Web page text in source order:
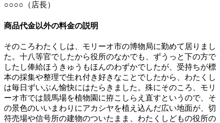
○○○○（店長）
商品代金以外の料金の説明
そのころわたくしは、モリーオ市の博物局に勤めて居りまし
た。十八等官でしたから役所のなかでも、ずうっと下の方で
したし俸給ほうきゅうもほんのわずかでしたが、受持ちが標
本の採集や整理で生れ付き好きなことでしたから、わたくし
は毎日ずいぶん愉快にはたらきました。殊にそのころ、モリ
ーオ市では競馬場を植物園に拵こしらえ直すというので、そ
の景色のいいまわりにアカシヤを植え込んだ広い地面が、切
符売場や信号所の建物のついたまま、わたくしどもの役所の